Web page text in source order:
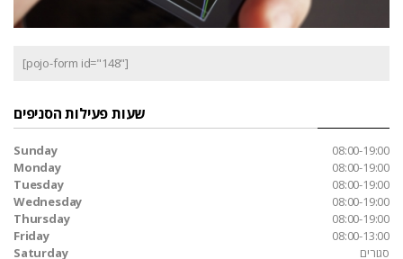
[pojo-form id="148"]
שעות פעילות הסניפים
Sunday
08:00-19:00
Monday
08:00-19:00
Tuesday
08:00-19:00
Wednesday
08:00-19:00
Thursday
08:00-19:00
Friday
08:00-13:00
Saturday
סגורים